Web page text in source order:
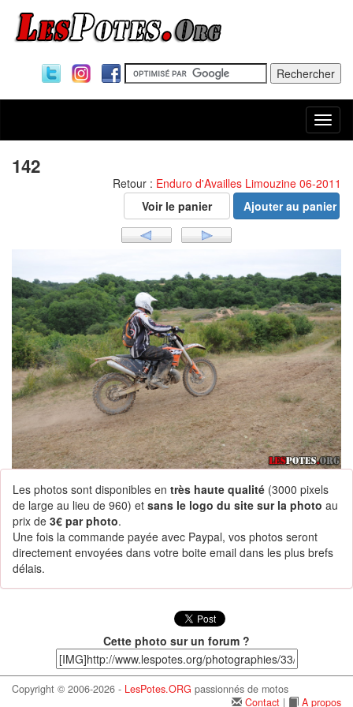
142
Retour : Enduro d'Availles Limouzine 06-2011
Les photos sont disponibles en très haute qualité (3000 pixels
de large au lieu de 960) et sans le logo du site sur la photo au
prix de 3€ par photo.
Une fois la commande payée avec Paypal, vos photos seront
directement envoyées dans votre boite email dans les plus brefs
délais.
Cette photo sur un forum ?
Copyright © 2006-2026 - LesPotes.ORG passionnés de motos
Contact | A propos